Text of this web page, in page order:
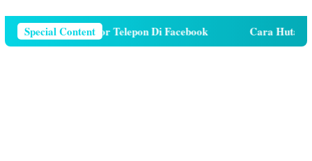
Special Content
Menghapus Nomor Telepon Di Facebook Cara Hutang